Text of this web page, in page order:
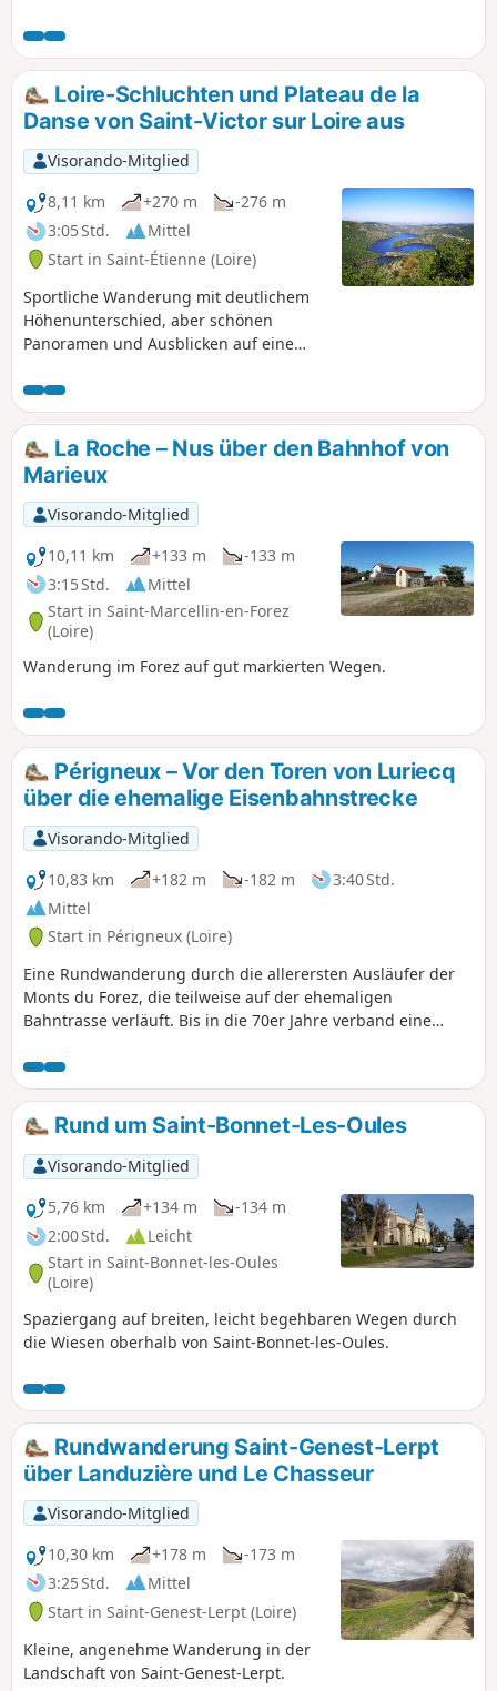
Lyonnais, die Ebene und die Monts du
Forez.
Loire-Schluchten und Plateau de la
Danse von Saint-Victor sur Loire aus
Visorando-Mitglied
8,11 km
+270 m
-276 m
3:05 Std.
Mittel
Start in Saint-Étienne (Loire)
Sportliche Wanderung mit deutlichem
Höhenunterschied, aber schönen
Panoramen und Ausblicken auf eine
Anstrengungen wert sind.
La Roche – Nus über den Bahnhof von
Marieux
Visorando-Mitglied
10,11 km
+133 m
-133 m
3:15 Std.
Mittel
Start in Saint-Marcellin-en-Forez
(Loire)
Wanderung im Forez auf gut markierten Wegen.
Périgneux – Vor den Toren von Luriecq
über die ehemalige Eisenbahnstrecke
Visorando-Mitglied
10,83 km
+182 m -182 m
3:40 Std.
Mittel
Start in Périgneux (Loire)
Eine Rundwanderung durch die allerersten Ausläufer der
Monts du Forez, die teilweise auf der ehemaligen
Bahntrasse verläuft. Bis in die 70er Jahre verband eine
dieser ehemaligen Bahntrasse von Saint-Marcellin-en-Forez
bis nach Estivareilles größtenteils mit dem Fahrrad, aber
auch zu Fuß folgen. Entlang dieser „Eisenbahn-
Abenteuerroute“ kann man architektonische Überreste
bewundern, die diese Strecke hinterlassen hat.
Rund um Saint-Bonnet-Les-Oules
Visorando-Mitglied
5,76 km
+134 m
-134 m
2:00 Std.
Leicht
Start in Saint-Bonnet-les-Oules
(Loire)
Spaziergang auf breiten, leicht begehbaren Wegen durch
die Wiesen oberhalb von Saint-Bonnet-les-Oules.
Rundwanderung Saint-Genest-Lerpt
über Landuzière und Le Chasseur
Visorando-Mitglied
10,30 km
+178 m
-173 m
3:25 Std.
Mittel
Start in Saint-Genest-Lerpt (Loire)
Kleine, angenehme Wanderung in der
Landschaft von Saint-Genest-Lerpt.